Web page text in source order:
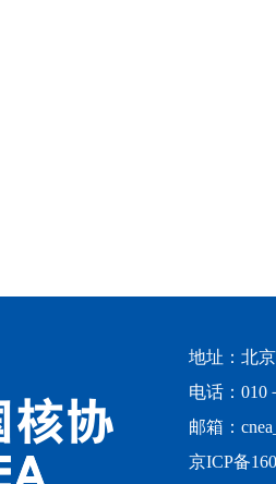
地址：北
电话：010
邮箱：
京ICP备